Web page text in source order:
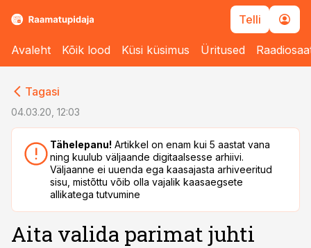
Telli
Avaleht Kõik lood Küsi küsimus Üritused
Tagasi
04.03.20, 12:03
Tähelepanu! Artikkel on enam kui 5 aastat vana
ning kuulub väljaande digitaalsesse arhiivi.
Väljaanne ei uuenda ega kaasajasta arhiveeritud
sisu, mistõttu võib olla vajalik kaasaegsete
allikatega tutvumine
Aita valida parimat juhti